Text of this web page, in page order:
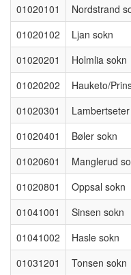
01020101
Nordstrand
01020102
Ljan sokn
01020201
Holmlia sokn
01020202
Hauketo/
01020301
01020401
Bøler sokn
01020601
Manglerud
01020801
Oppsal sokn
01041001
Sinsen sokn
01041002
Hasle sokn
01031201
Tonsen sokn